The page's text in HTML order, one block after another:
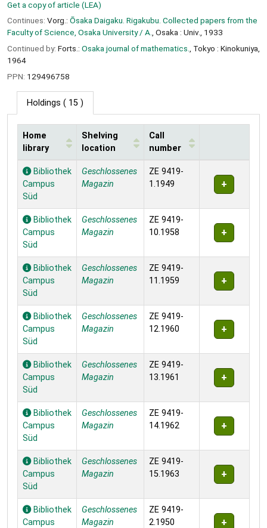
Get a copy of article (LEA)
Continues: Vorg.: Ōsaka Daigaku. Rigakubu. Collected papers from the
Faculty of Science, Osaka University / A., Osaka : Univ., 1933
Continued by: Forts.: Osaka journal of mathematics.
, Tokyo : Kinokuniya,
1964
PPN: 129496758
Holdings ( 15 )
Holdings
Home
library
Shelving
location
Call
number
Bibliothek
Campus
Süd
Geschlossenes
Magazin
ZE 9419-
1.1949
Bibliothek
Campus
Süd
Geschlossenes
Magazin
ZE 9419-
10.1958
Bibliothek
Campus
Süd
Geschlossenes
Magazin
ZE 9419-
11.1959
Bibliothek
Campus
Süd
Geschlossenes
Magazin
ZE 9419-
12.1960
Bibliothek
Campus
Süd
Geschlossenes
Magazin
ZE 9419-
13.1961
Bibliothek
Campus
Süd
Geschlossenes
Magazin
ZE 9419-
14.1962
Bibliothek
Campus
Süd
Geschlossenes
Magazin
ZE 9419-
15.1963
Bibliothek
Campus
Geschlossenes
Magazin
ZE 9419-
2.1950